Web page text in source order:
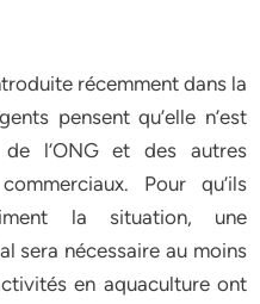
récemment dans la
pensent qu’elle n’est
l’ONG et des autres
Pour qu’ils
la situation, une
sera nécessaire au moins
en aquaculture ont